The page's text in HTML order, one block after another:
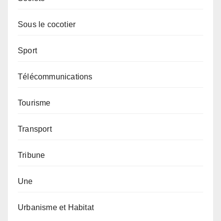
Sous le cocotier
Sport
Télécommunications
Tourisme
Transport
Tribune
Une
Urbanisme et Habitat